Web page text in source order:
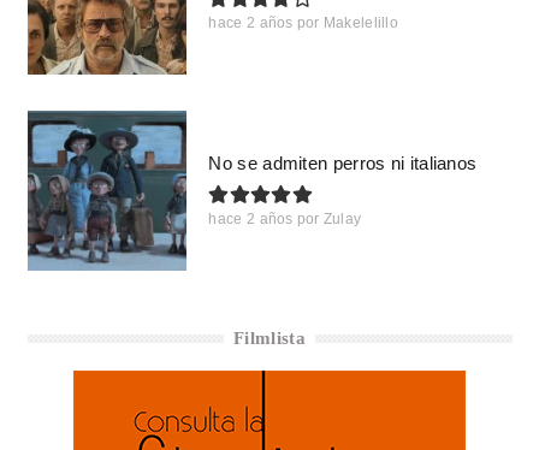
hace 2 años por Makelelillo
No se admiten perros ni italianos
hace 2 años por Zulay
Filmlista